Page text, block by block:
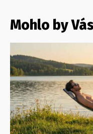
Mohlo by